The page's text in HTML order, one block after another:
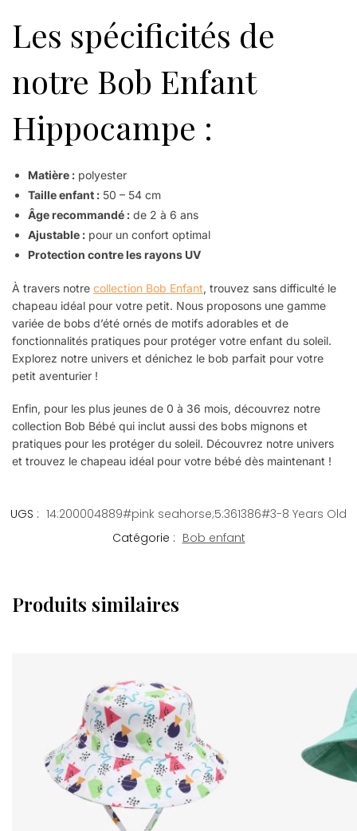
Les spécificités de
notre Bob Enfant
Hippocampe :
Matière : polyester
Taille enfant : 50 – 54 cm
Âge recommandé : de 2 à 6 ans
Ajustable : pour un confort optimal
Protection contre les rayons UV
À travers notre collection Bob Enfant, trouvez sans difficulté le
chapeau idéal pour votre petit. Nous proposons une gamme
variée de bobs d’été ornés de motifs adorables et de
fonctionnalités pratiques pour protéger votre enfant du soleil.
Explorez notre univers et dénichez le bob parfait pour votre
petit aventurier !
Enfin, pour les plus jeunes de 0 à 36 mois, découvrez notre
collection Bob Bébé qui inclut aussi des bobs mignons et
pratiques pour les protéger du soleil. Découvrez notre univers
et trouvez le chapeau idéal pour votre bébé dès maintenant !
UGS : 14:200004889#pink seahorse;5:361386#3-8 Years Old
Catégorie : Bob enfant
Produits similaires